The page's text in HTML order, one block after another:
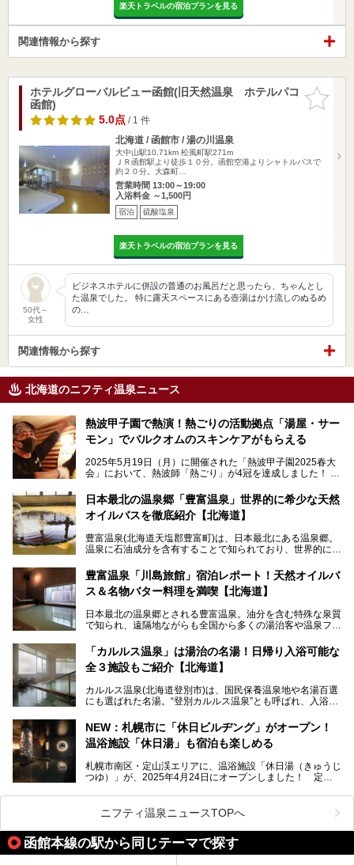
楽天トラベルの宿泊プランを見る
関連情報から探す
お気に入
りに追加
ホテルグローバルビュー函館(旧天然温泉 ホテルパコ
函館)
5.0点/ 1 件
北海道 / 函館市 / 湯の川温泉
大中山駅10.71km 松風町駅271m
ＪＲ函館駅より徒歩１０分。函館空港よりシャトルバスで
約２０分。大森町…
営業時間 13:00～19:00
入浴料金 ～1,500円
宿泊 硫酸塩泉
楽天トラベルの宿泊プランを見る
50代～
女性
ビジネスホテルに併設の普通のお風呂だと思ったら、ちゃんとし
た温泉でした。 特に露天スペースにある壺湯はかけ流しのぬるめ
の…
関連情報から探す
北海道のニフティ温泉ニュース
熱波甲子園で熱演！熱ごりの活動拠点「湯屋・サー
モン」でバルクオムのスキンケアがもらえる
2025年5月19日（月）に開催された「熱波甲子園2025春大
会」において、熱波師「熱ごり」が4冠を達成しました！
動拠点である北海道の銭湯「湯屋・サーモン」にて、メンズ
スキンケアブランド バルクオムの「ONE DAY KIT」を数量
限定でプレゼントいたします。
で、ぜひお試しください。※6月13日配布開始、なくなり次
第終了
───
提供元：株式会社バルクオム【PR】
この記事は株式会社バルクオム商品のPR記事です。
日本最北の温泉郷「豊富温泉」世界的に希少な天然
オイルバスを徹底紹介【北海道】
豊富温泉(北海道天塩郡豊富町)は、日本最北にある温泉郷。
温泉に石油成分を含有することで知られており、世界的にも
に特効があると言われ、遠隔地ながらも全国から湯治・療養
目的で多くの人々が訪れます。
地体験し、独自の視点で豊富温泉の“天然オイルバス”をレポ
ート。温泉地概要や日帰り入浴施設をはじめ、宿泊施設・ア
豊富温泉「川島旅館」宿泊レポート！天然オイルバ
ス＆名物バター料理を満喫【北海道】
日本最北の温泉郷とされる豊富温泉。油分を含む特殊な泉質
で知られ、遠隔地ながらも全国から多くの湯治客や温泉ファ
「川島旅館」は、豊富温泉の開湯当初から営業する老舗旅
館。とりわけ温泉の良さと名物のバター料理に定評があり、
の温泉や料理をはじめ、パブリックスペース・客室など宿の
全貌を徹底的にご紹介します！
「カルルス温泉」は湯治の名湯！日帰り入浴可能な
全３施設もご紹介【北海道】
カルルス温泉(北海道登別市)は、国民保養温泉地や名湯百選
にも選ばれた名湯。“登別カルルス温泉”とも呼ばれ、入浴剤
豊かな登別温泉とは対照的な存在で、今も湯治場的な要素が
残る閑静な温泉地です。
地体験し、カルルス温泉をご紹介。温泉地の概要や泉質解説
をはじめ、日帰り入浴可能な全３施設の紹介・周辺観光・ア
NEW：札幌市に「休日ビルヂング」がオープン！
温浴施設「休日湯」も宿泊も楽しめる
札幌市南区・定山渓エリアに、温浴施設「休日湯（きゅうじ
つゆ）」が、2025年4月24日にオープンしました！ 定山
この施設は、温泉・サウナの「休日湯」・ラウンジの「THE
LOUNGE DAYOF」・グルメ「休日洋麺店」・ホテル「エク
スクラメーションホテル」で構成された、まさに大人の癒し
空間。
今回は、そんな「休日ビルヂング」の魅力を5つのポイント
ニフティ温泉ニュースTOPへ
函館本線の駅から同じテーマで探す